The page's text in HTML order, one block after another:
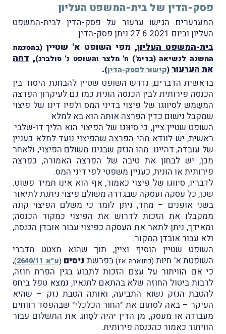
פסק-הדין של בית-המשפט העליון
המערערים הגישו ערעור על פסק-הדין לבית-המשפט
העליון וביום 27.6.2021 ניתן פסק-הדין.
בית-המשפט העליון, מפי השופט א' שטיין (בהסכמת
המשנה לנשיאה (בדימ') ח' מלצר והשופט נ' סולברג), דחה
את הערעור(קישור לפסק-הדין)
.
בראשית הדברים, נדרש השופט שטיין להבחנת היסוד בין
הכנסה פירותית לבין הכנסה הונית כמו גם לעיקרון הפִּרצה
המשַמש לסיווּגו של פיצוי בדיני המס ולפיו דינו של פיצוי
שמקבל נישום כדין הפִּרצה אותה הוא בא למלא.
השופט שטיין ציין, כי סיוּוגו של הפיצוי הוא הליך דו-שלבי:
ראשית, יש לוודא מהי הפִּרצה שהפיצוי נועד למלא כעניין
של עובדה, דהיינו: מהו הנזק שבגינו משולם הפיצוי; ולאחר
מכן, יש לבחון את טיבה של הפרצה האמורה, כפרצה
פירותית או הונית, כעניין משפטי לפי דיני המס.
לדבריו, סיוּוגו של פיצוי כאמור, אף הוא אינו תמיד פשוט.
שכּן, כל עסקה ועסקה שבגדרהּ משולם פיצוי ניתנת לתיאור
בשני אופנים – מחד, ניתן לומר כי משלם הפיצוי קונה
ממקבלו את הזכות לדרוש את הפיצוי כמקור הכנסה;
ומאידך, ניתן לתאר את העסקה כפיצוי עבוּר אובדן הכנסה,
ולא עבוּר אובדן המקור.
השופט שטיין הוסיף וציין, תוך שהוא מצטט מדברי
השופטת א' חיות (כתוארה אז)בפרשת ניסים (ע"א 2640/11 )
,
כי אם הוויתור על עצם הזכות לתבוע בגין הפרת חוזה,
לרבות ביטול החוזה שלא בהתאם לתנאיו, נמצא טפל ביחס
להטבת הנזק נשוא התביעה, ואותה הטבת נזק – שהיא
העיקר – באה לסתום את "החור הכלכלי" שבהפסד רווחים
מעבודה או מעסק, מן הדין יהיה לסַווג את התשלום עבור
הוויתור כאמור כהכנסה פירותית.